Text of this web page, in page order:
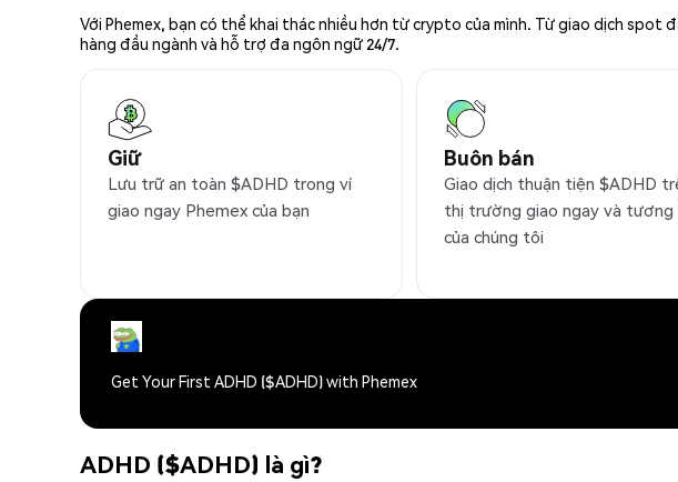
Với Phemex, bạn có thể khai thác nhiều hơn từ crypto của mình. Từ giao dịch
hàng đầu ngành và hỗ trợ đa ngôn ngữ 24/7.
Giữ
Lưu trữ an toàn $ADHD trong ví
giao ngay Phemex của bạn
Buôn bán
Giao dịch thuận tiện $ADHD
thị trường giao ngay và tương
của chúng tôi
Get Your First ADHD ($ADHD) with Phemex
ADHD ($ADHD) là gì?